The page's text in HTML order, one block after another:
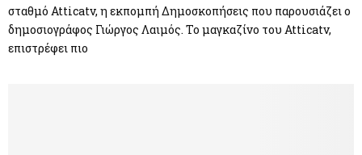
σταθμό Atticatv, η εκπομπή Δημοσκοπήσεις που παρουσιάζει ο
δημοσιογράφος Γιώργος Λαιμός. Το μαγκαζίνο του Atticatv,
επιστρέφει πιο